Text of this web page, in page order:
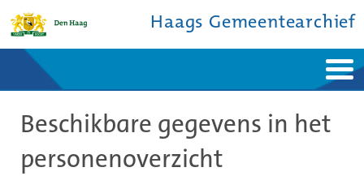
Haags Gemeentearchief
Ontdek de stad
De studiezaal
Bronnen en collecties
Contact
Beschikbare gegevens in het
personenoverzicht